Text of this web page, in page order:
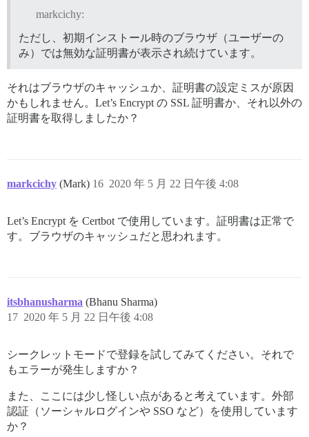
markcichy:
ただし、初期インストール時のブラウザ（ユーザーの
み）では無効な証明書が表示され続けています。
それはブラウザのキャッシュか、証明書の設定ミスが原因
かもしれません。Let’s Encrypt の SSL 証明書か、それ以外の
証明書を取得しましたか？
markcichy (Mark) 2020 年 5 月 22 日午後 4:08
16
Let’s Encrypt を Certbot で使用しています。証明書は正常で
す。ブラウザのキャッシュだと思われます。
itsbhanusharma (Bhanu Sharma)
2020 年 5 月 22 日午後 4:08
17
シークレットモードで登録を試してみてください。それで
もエラーが発生しますか？
また、ここには少し怪しい点があると考えています。外部
認証（ソーシャルログインや SSO など）を使用しています
か？